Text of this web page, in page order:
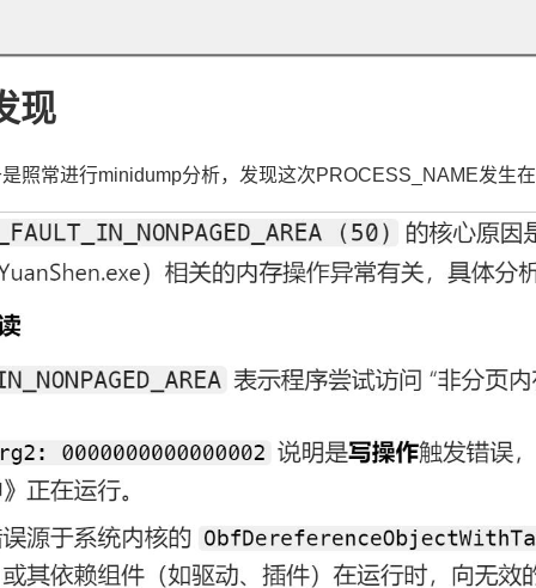
现
照常进行minidump分析，发现这次PROCESS_NAME发生